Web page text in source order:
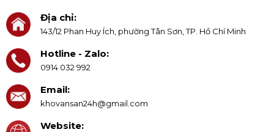
Địa chỉ:
143/12 Phan Huy Ích, phường Tân Sơn, TP. Hồ Chí Minh
Hotline - Zalo:
0914 032 992
Email:
khovansan24h@gmail.com
Website: